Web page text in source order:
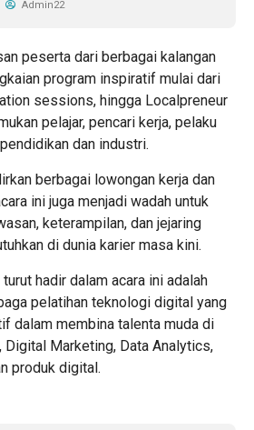
Admin22
peserta dari berbagai kalangan
program inspiratif mulai dari
sessions, hingga Localpreneur
pelajar, pencari kerja, pelaku
dan industri.
berbagai lowongan kerja dan
ini juga menjadi wadah untuk
keterampilan, dan jejaring
di dunia karier masa kini.
hadir dalam acara ini adalah
pelatihan teknologi digital yang
dalam membina talenta muda di
Digital Marketing, Data Analytics,
produk digital.